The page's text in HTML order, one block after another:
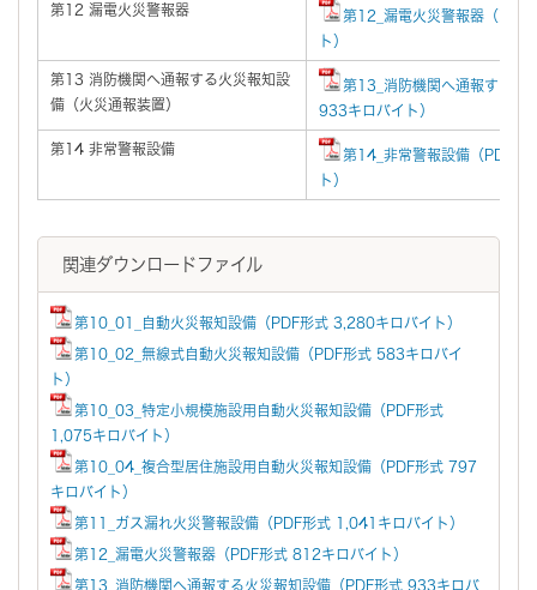
第12 漏電火災警報器
第12_漏電火災警報器（PDF
ト）
第13 消防機関へ通報する火災報知設
備（火災通報装置）
第13_消防機関へ通報する火
933キロバイト）
第14 非常警報設備
第14_非常警報設備（PDF形
ト）
関連ダウンロードファイル
第10_01_自動火災報知設備（PDF形式 3,280キロバイト）
第10_02_無線式自動火災報知設備（PDF形式 583キロバイ
ト）
第10_03_特定小規模施設用自動火災報知設備（PDF形式
1,075キロバイト）
第10_04_複合型居住施設用自動火災報知設備（PDF形式 797
キロバイト）
第11_ガス漏れ火災警報設備（PDF形式 1,041キロバイト）
第12_漏電火災警報器（PDF形式 812キロバイト）
第13_消防機関へ通報する火災報知設備（PDF形式 933キロバ